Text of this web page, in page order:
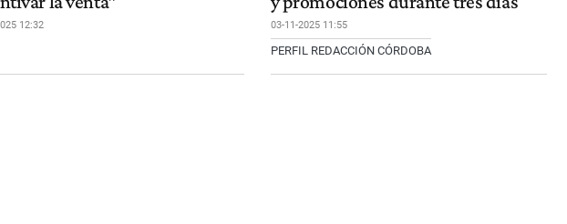
12:32 03-11-2025 11:55
PERFIL REDACCIÓN CÓRDOBA